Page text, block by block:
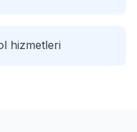
hizmetleri